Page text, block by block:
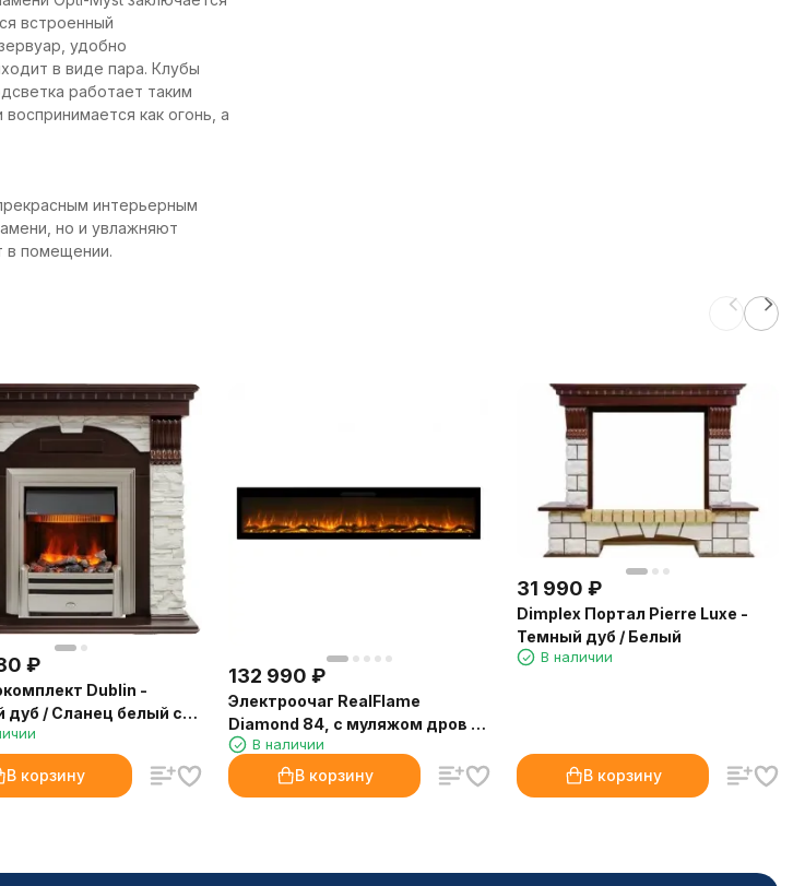
встроенный
удобно
в виде пара. Клубы
работает таким
как огонь, а
интерьерным
но и увлажняют
в помещении.
₽
Dublin -
дуб / Сланец белый с
В корзину
132 990 ₽
Электроочаг RealFlame
Diamond 84, с муляжом дров и
кристаллами
В наличии
В корзину
31 990 ₽
Dimplex Портал Pierre Luxe -
Темный дуб / Белый
В наличии
В корзину